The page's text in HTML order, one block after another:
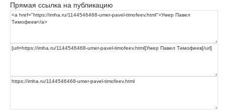
Прямая ссылка на публикацию